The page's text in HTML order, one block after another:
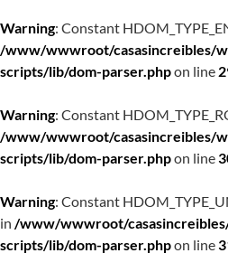
Warning: Constant
/www/wwwroot/casasincreibles/
scripts/lib/dom-parser.phpon line
Warning: Constant
/www/wwwroot/casasincreibles/
scripts/lib/dom-parser.phpon line
Warning: Constant
in /www/wwwroot/
scripts/lib/dom-parser.phpon line